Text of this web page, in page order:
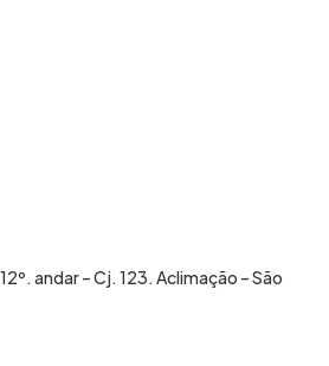
andar – Cj. 123. Aclimação – São